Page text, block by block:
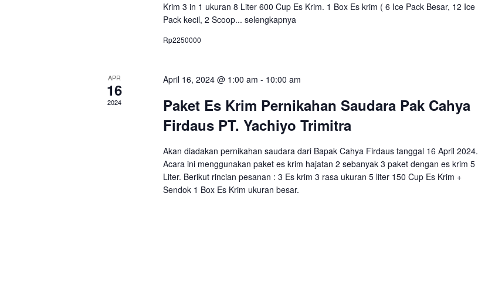
Krim 3 in 1 ukuran 8 Liter 600 Cup Es Krim. 1 Box Es krim ( 6 Ice Pack Besar, 12 Ice
Pack kecil, 2 Scoop...selengkapnya
Rp2250000
APR
16
2024
April 16, 2024 @ 1:00 am - 10:00 am
Paket Es Krim Pernikahan Saudara Pak Cahya
Firdaus PT. Yachiyo Trimitra
Akan diadakan pernikahan saudara dari Bapak Cahya Firdaus tanggal 16 April 2024.
Acara ini menggunakan paket es krim hajatan 2 sebanyak 3 paket dengan es krim 5
Liter. Berikut rincian pesanan : 3 Es krim 3 rasa ukuran 5 liter 150 Cup Es Krim +
Sendok 1 Box Es Krim ukuran besar.